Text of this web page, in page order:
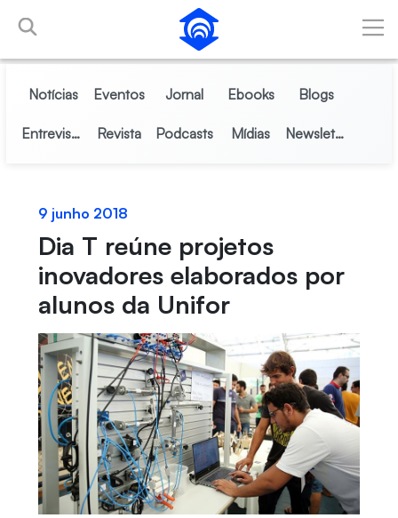
Pular para o Conteúdo principal
Notícias Eventos Jornal Ebooks Blogs
Entrevistas Revista Podcasts Mídias Newsletter
9 junho 2018
Dia T reúne projetos
inovadores elaborados por
alunos da Unifor